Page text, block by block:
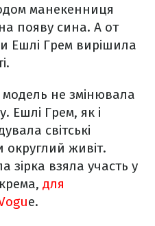
манекенниця
появу сина. А от
Ешлі Грем вирішила
модель не змінювала
Ешлі Грем, як і
світські
живіт.
зірка взяла участь у
для
e.